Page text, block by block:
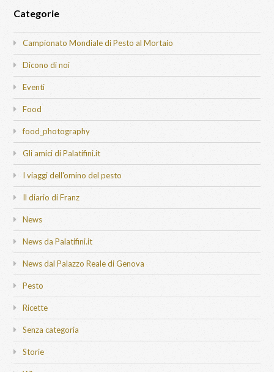
Categorie
Campionato Mondiale di Pesto al Mortaio
Dicono di noi
Eventi
Food
food_photography
Gli amici di Palatifini.it
I viaggi dell'omino del pesto
Il diario di Franz
News
News da Palatifini.it
News dal Palazzo Reale di Genova
Pesto
Ricette
Senza categoria
Storie